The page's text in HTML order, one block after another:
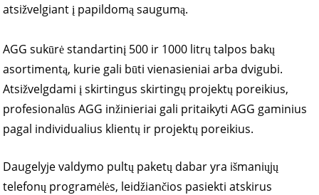
atsižvelgiant į papildomą saugumą.
AGG sukūrė standartinį 500 ir 1000 litrų talpos bakų
asortimentą, kurie gali būti vienasieniai arba dvigubi.
Atsižvelgdami į skirtingus skirtingų projektų poreikius,
profesionalūs AGG inžinieriai gali pritaikyti AGG gaminius
pagal individualius klientų ir projektų poreikius.
Daugelyje valdymo pultų paketų dabar yra išmaniųjų
telefonų programėlės, leidžiančios pasiekti atskirus